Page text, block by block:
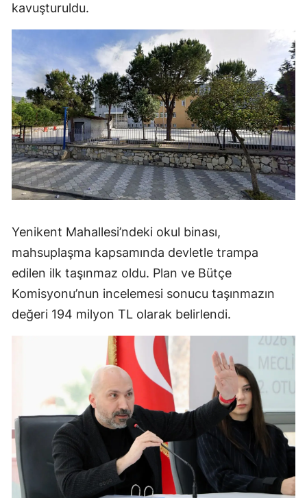
kavuşturuldu.
Yenikent Mahallesi’ndeki okul binası,
mahsuplaşma kapsamında devletle trampa
edilen ilk taşınmaz oldu. Plan ve Bütçe
Komisyonu’nun incelemesi sonucu taşınmazın
değeri 194 milyon TL olarak belirlendi.